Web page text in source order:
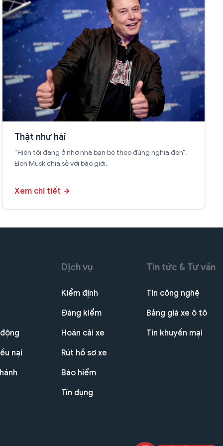
Thật như hài
“Hiện tôi đang ở nhờ nhà bạn bè theo đúng nghĩa đen",
Elon Musk chia sẻ với báo giới.
Xem chi tiết
nại
Dịch vụ
Kiểm định
Đăng kiểm
Hoán cải xe
Rút hồ sơ xe
Bảo hiểm
Tín dụng
Tin tức & Tư vấn
Tin công nghệ
Bảng giá xe ô tô
Tin khuyến mại